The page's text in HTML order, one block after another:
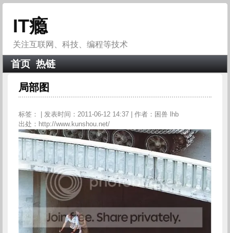
IT瘾
关注互联网、科技、编程等技术
首页 热链
局部图
标签：
| 发表时间：2011-06-12 14:37 | 作者：困兽 lhb
出处：http://www.kunshou.net/